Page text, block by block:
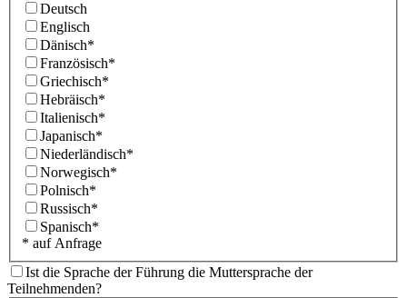
Deutsch
Englisch
Dänisch*
Französisch*
Griechisch*
Hebräisch*
Italienisch*
Japanisch*
Niederländisch*
Norwegisch*
Polnisch*
Russisch*
Spanisch*
* auf Anfrage
Ist die Sprache der Führung die Muttersprache der
Teilnehmenden?